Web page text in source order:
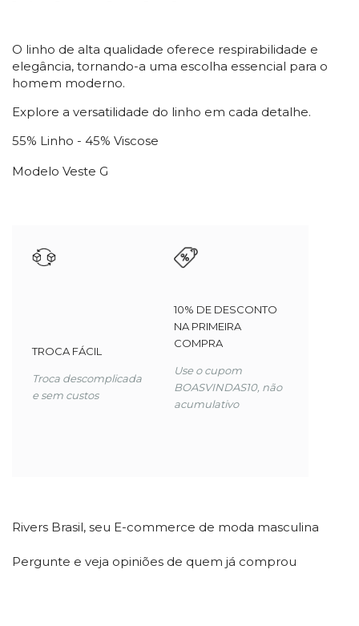
O linho de alta qualidade oferece respirabilidade e
elegância, tornando-a uma escolha essencial para o
homem moderno.
Explore a versatilidade do linho em cada detalhe.
55% Linho - 45% Viscose
Modelo Veste G
TROCA FÁCIL
Troca descomplicada
e sem custos
10% DE DESCONTO
NA PRIMEIRA
COMPRA
Use o cupom
BOASVINDAS10, não
acumulativo
Rivers Brasil, seu E-commerce de moda masculina
Pergunte e veja opiniões de quem já comprou